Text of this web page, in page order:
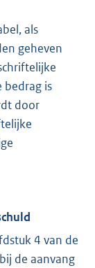
als
geheven
bedrag is
door
4 van de
de aanvang